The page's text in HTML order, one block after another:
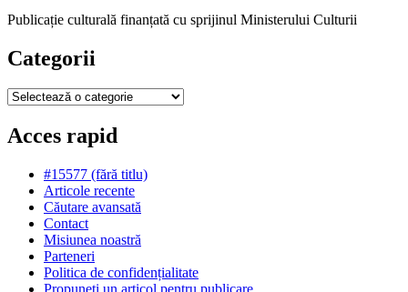
Publicație culturală finanțată cu sprijinul Ministerului Culturii
Categorii
Categorii
Acces rapid
#15577 (fără titlu)
Articole recente
Căutare avansată
Contact
Misiunea noastră
Parteneri
Politica de confidențialitate